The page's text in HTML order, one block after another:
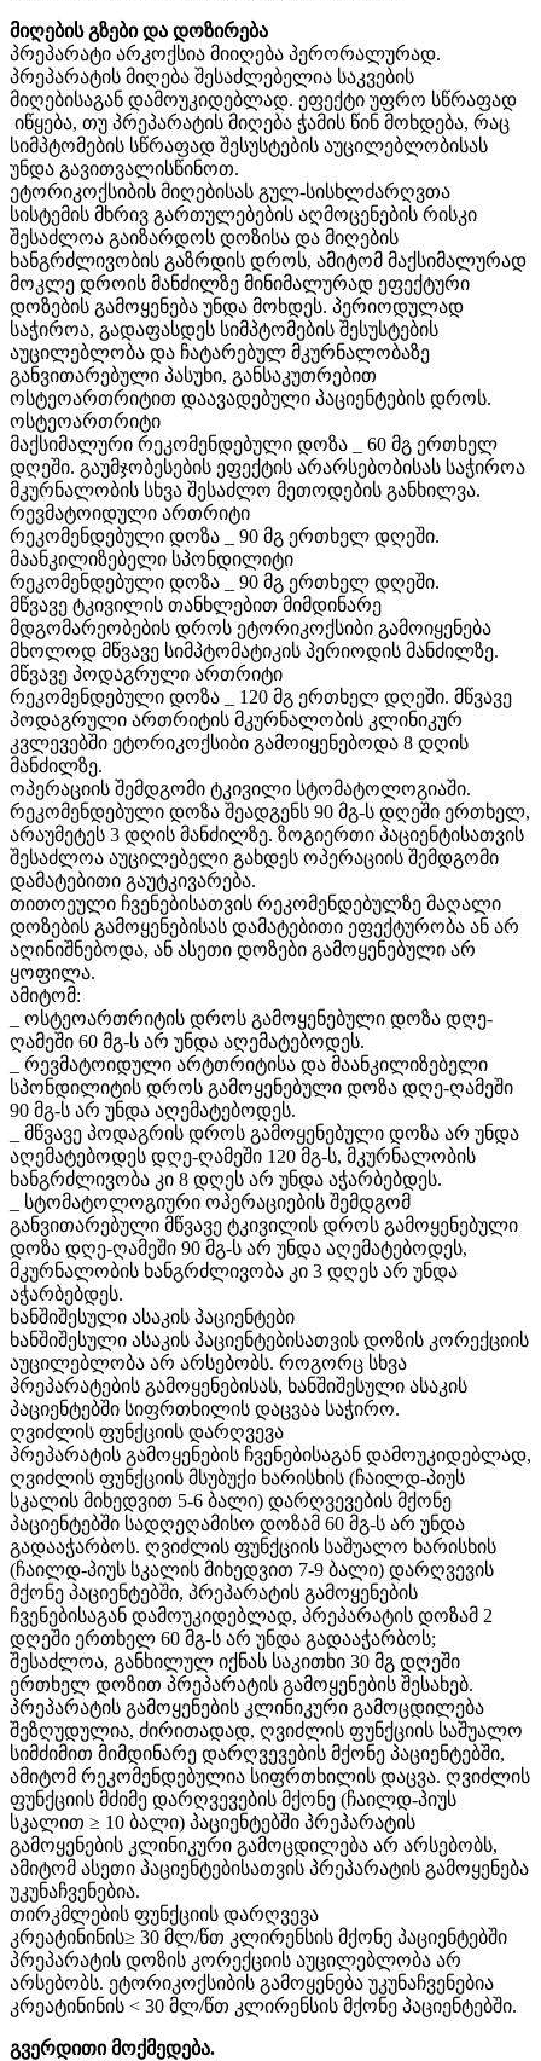
მიღების გზები და დოზირება
პრეპარატი არკოქსია მიიღება პერორალურად.
პრეპარატის მიღება შესაძლებელია საკვების
მიღებისაგან დამოუკიდებლად. ეფექტი უფრო სწრაფად
იწყება, თუ პრეპარატის მიღება ჭამის წინ მოხდება, რაც
სიმპტომების სწრაფად შესუსტების აუცილებლობისას
უნდა გავითვალისწინოთ.
ეტორიკოქსიბის მიღებისას გულ-სისხლძარღვთა
სისტემის მხრივ გართულებების აღმოცენების რისკი
შესაძლოა გაიზარდოს დოზისა და მიღების
ხანგრძლივობის გაზრდის დროს, ამიტომ მაქსიმალურად
მოკლე დროის მანძილზე მინიმალურად ეფექტური
დოზების გამოყენება უნდა მოხდეს. პერიოდულად
საჭიროა, გადაფასდეს სიმპტომების შესუსტების
აუცილებლობა და ჩატარებულ მკურნალობაზე
განვითარებული პასუხი, განსაკუთრებით
ოსტეოართრიტით დაავადებული პაციენტების დროს.
ოსტეოართრიტი
მაქსიმალური რეკომენდებული დოზა _ 60 მგ ერთხელ
დღეში. გაუმჯობესების ეფექტის არარსებობისას საჭიროა
მკურნალობის სხვა შესაძლო მეთოდების განხილვა.
რევმატოიდული ართრიტი
რეკომენდებული დოზა _ 90 მგ ერთხელ დღეში.
მაანკილიზებელი სპონდილიტი
რეკომენდებული დოზა _ 90 მგ ერთხელ დღეში.
მწვავე ტკივილის თანხლებით მიმდინარე
მდგომარეობების დროს ეტორიკოქსიბი გამოიყენება
მხოლოდ მწვავე სიმპტომატიკის პერიოდის მანძილზე.
მწვავე პოდაგრული ართრიტი
რეკომენდებული დოზა _ 120 მგ ერთხელ დღეში. მწვავე
პოდაგრული ართრიტის მკურნალობის კლინიკურ
კვლევებში ეტორიკოქსიბი გამოიყენებოდა 8 დღის
მანძილზე.
ოპერაციის შემდგომი ტკივილი სტომატოლოგიაში.
რეკომენდებული დოზა შეადგენს 90 მგ-ს დღეში ერთხელ,
არაუმეტეს 3 დღის მანძილზე. ზოგიერთი პაციენტისათვის
შესაძლოა აუცილებელი გახდეს ოპერაციის შემდგომი
დამატებითი გაუტკივარება.
თითოეული ჩვენებისათვის რეკომენდებულზე მაღალი
დოზების გამოყენებისას დამატებითი ეფექტურობა ან არ
აღინიშნებოდა, ან ასეთი დოზები გამოყენებული არ
ყოფილა.
ამიტომ:
_ ოსტეოართრიტის დროს გამოყენებული დოზა დღე-
ღამეში 60 მგ-ს არ უნდა აღემატებოდეს.
_ რევმატოიდული არტთრიტისა და მაანკილიზებელი
სპონდილიტის დროს გამოყენებული დოზა დღე-ღამეში
90 მგ-ს არ უნდა აღემატებოდეს.
_ მწვავე პოდაგრის დროს გამოყენებული დოზა არ უნდა
აღემატებოდეს დღე-ღამეში 120 მგ-ს, მკურნალობის
ხანგრძლივობა კი 8 დღეს არ უნდა აჭარბებდეს.
_ სტომატოლოგიური ოპერაციების შემდგომ
განვითარებული მწვავე ტკივილის დროს გამოყენებული
დოზა დღე-ღამეში 90 მგ-ს არ უნდა აღემატებოდეს,
მკურნალობის ხანგრძლივობა კი 3 დღეს არ უნდა
აჭარბებდეს.
ხანშიშესული ასაკის პაციენტები
ხანშიშესული ასაკის პაციენტებისათვის დოზის კორექციის
აუცილებლობა არ არსებობს. როგორც სხვა
პრეპარატების გამოყენებისას, ხანშიშესული ასაკის
პაციენტებში სიფრთხილის დაცვაა საჭირო.
ღვიძლის ფუნქციის დარღვევა
პრეპარატის გამოყენების ჩვენებისაგან დამოუკიდებლად,
ღვიძლის ფუნქციის მსუბუქი ხარისხის (ჩაილდ-პიუს
სკალის მიხედვით 5-6 ბალი) დარღვევების მქონე
პაციენტებში სადღეღამისო დოზამ 60 მგ-ს არ უნდა
გადააჭარბოს. ღვიძლის ფუნქციის საშუალო ხარისხის
(ჩაილდ-პიუს სკალის მიხედვით 7-9 ბალი) დარღვევის
მქონე პაციენტებში, პრეპარატის გამოყენების
ჩვენებისაგან დამოუკიდებლად, პრეპარატის დოზამ 2
დღეში ერთხელ 60 მგ-ს არ უნდა გადააჭარბოს;
შესაძლოა, განხილულ იქნას საკითხი 30 მგ დღეში
ერთხელ დოზით პრეპარატის გამოყენების შესახებ.
პრეპარატის გამოყენების კლინიკური გამოცდილება
შეზღუდულია, ძირითადად, ღვიძლის ფუნქციის საშუალო
სიმძიმით მიმდინარე დარღვევების მქონე პაციენტებში,
ამიტომ რეკომენდებულია სიფრთხილის დაცვა. ღვიძლის
ფუნქციის მძიმე დარღვევების მქონე (ჩაილდ-პიუს
სკალით ≥ 10 ბალი) პაციენტებში პრეპარატის
გამოყენების კლინიკური გამოცდილება არ არსებობს,
ამიტომ ასეთი პაციენტებისათვის პრეპარატის გამოყენება
უკუნაჩვენებია.
თირკმლების ფუნქციის დარღვევა
კრეატინინის≥ 30 მლ/წთ კლირენსის მქონე პაციენტებში
პრეპარატის დოზის კორექციის აუცილებლობა არ
არსებობს. ეტორიკოქსიბის გამოყენება უკუნაჩვენებია
კრეატინინის < 30 მლ/წთ კლირენსის მქონე პაციენტებში.
გვერდითი მოქმედება.